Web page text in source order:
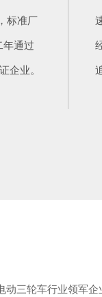
标准厂
通过
企业。
动三轮车行业领军